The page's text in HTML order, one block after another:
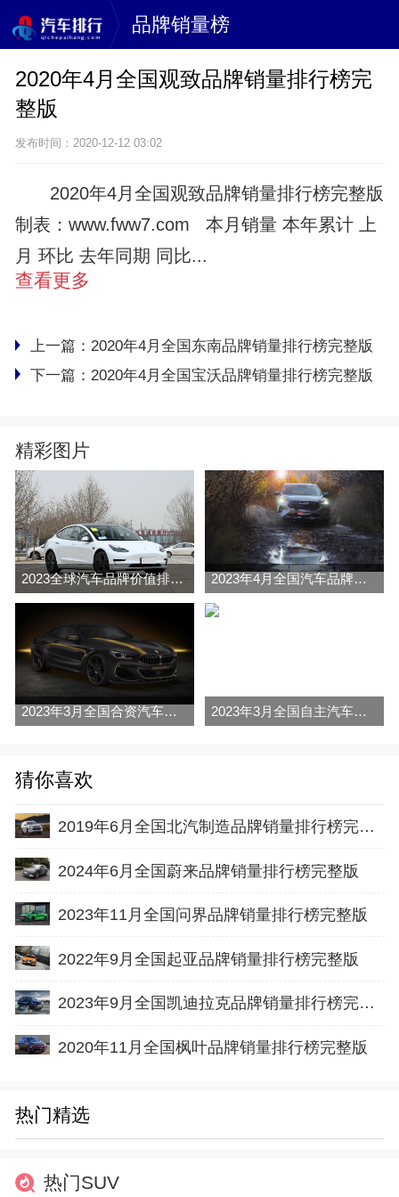
品牌销量榜
2020年4月全国观致品牌销量排行榜完
整版
发布时间：2020-12-12 03:02
2020年4月全国观致品牌销量排行榜完整版
制表：www.fww7.com 本月销量 本年累计 上
月 环比 去年同期 同比...
查看更多
上一篇： 2020年4月全国东南品牌销量排行榜完整版
下一篇： 2020年4月全国宝沃品牌销量排行榜完整版
精彩图片
2023全球汽车品牌价值排行榜（Brand Finance 2023年4月全国汽车品牌销量排行榜完整版
2023年3月全国合资汽车品牌销量排行榜完整版 2023年3月全国自主汽车品牌销量排行榜完整版
猜你喜欢
2019年6月全国北汽制造品牌销量排行榜完整版
2024年6月全国蔚来品牌销量排行榜完整版
2023年11月全国问界品牌销量排行榜完整版
2022年9月全国起亚品牌销量排行榜完整版
2023年9月全国凯迪拉克品牌销量排行榜完整版
2020年11月全国枫叶品牌销量排行榜完整版
热门精选
热门SUV